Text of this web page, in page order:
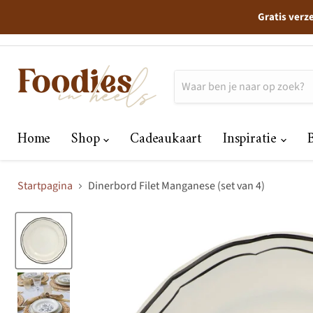
Gratis
Home Shop Cadeaukaart Inspiratie
Startpagina Dinerbord Filet Manganese (set van 4)